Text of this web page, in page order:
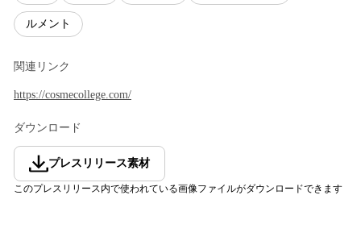
ルメント
関連リンク
https://cosmecollege.com/
ダウンロード
プレスリリース素材
このプレスリリース内で使われている画像ファイルがダウンロードできます